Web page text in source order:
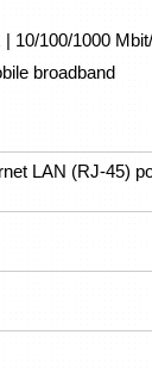
10/100/1000
broadband
LAN (RJ-45)